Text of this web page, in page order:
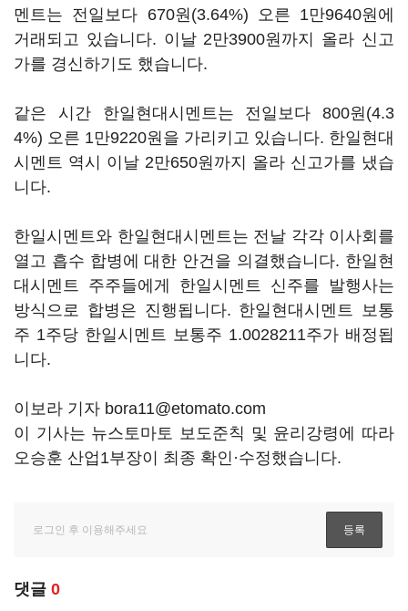
멘트는 전일보다 670원(3.64%) 오른 1만9640원에
거래되고 있습니다. 이날 2만3900원까지 올라 신고
가를 경신하기도 했습니다.
같은 시간 한일현대시멘트는 전일보다 800원(4.3
4%) 오른 1만9220원을 가리키고 있습니다. 한일현대
시멘트 역시 이날 2만650원까지 올라 신고가를 냈습
니다.
한일시멘트와 한일현대시멘트는 전날 각각 이사회를
열고 흡수 합병에 대한 안건을 의결했습니다. 한일현
대시멘트 주주들에게 한일시멘트 신주를 발행사는
방식으로 합병은 진행됩니다. 한일현대시멘트 보통
주 1주당 한일시멘트 보통주 1.0028211주가 배정됩
니다.
이보라 기자 bora11@etomato.com
이 기사는 뉴스토마토 보도준칙 및 윤리강령에 따라
오승훈 산업1부장이 최종 확인·수정했습니다.
댓글 0